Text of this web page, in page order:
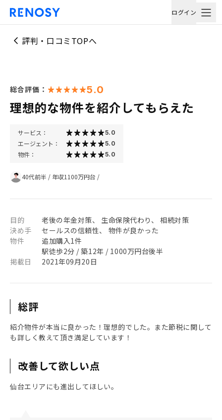
ログイン
評判・口コミTOPへ
総合評価： 5.0
理想的な物件を紹介してもらえた
サービス： 5.0
エージェント： 5.0
物件： 5.0
40代前半 / 年収1100万円台 /
目的
老後の年金対策、 生命保険代わり、 相続対策
決め手
セールスの信頼性、 物件が良かった
物件
追加購入1件
駅徒歩2分 / 築12年 / 1000万円台後半
掲載日
2021年09月20日
総評
紹介物件が本当に良かった！理想的でした。また節税に関して
も詳しく教えて頂き満足しています！
改善して欲しい点
仙台エリアにも進出してほしい。